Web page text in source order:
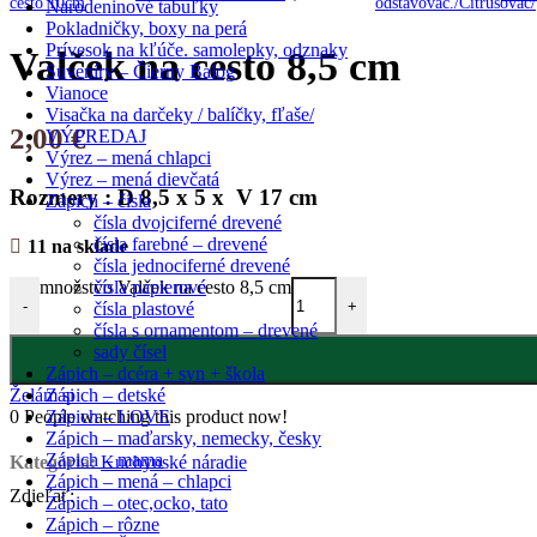
Narodeninové tabuľky
Pokladničky, boxy na perá
Prívesok na kľúče. samolepky, odznaky
Suveníry – Čierny Balog
Vianoce
Visačka na darčeky / balíčky, fľaše/
VÝPREDAJ
Výrez – mená chlapci
Výrez – mená dievčatá
Zápich – čísla
čísla dvojciferné drevené
čísla farebné – drevené
čísla jednociferné drevené
čísla papierové
čísla plastové
čísla s ornamentom – drevené
sady čísel
Zápich – dcéra + syn + škola
Zápich – detské
Zápich – LOVE
Zápich – maďarsky, nemecky, česky
Zápich – mama
Zápich – mená – chlapci
Zápich – otec,ocko, tato
Zápich – rôzne
Valček na cesto 8,5 cm
2,00€
Rozmery : D 8,5 x 5 x V 17 cm
11 na sklade
-
množstvo Valček na cesto 8,5 cm
+
Želám si
0 People watching this product now!
Kategória: Kuchynské náradie
Zdieľať: